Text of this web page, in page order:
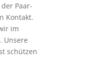
Paar-
Kontakt.
im
Unsere
schützen